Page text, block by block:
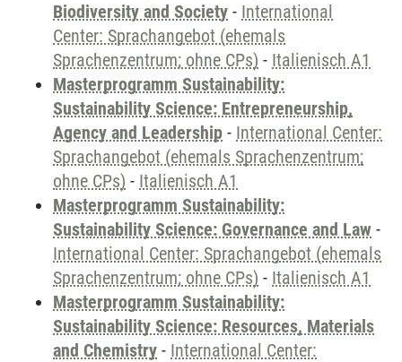
Biodiversity and Society - International
Center: Sprachangebot (ehemals
Sprachenzentrum; ohne CPs) - Italienisch A1
Masterprogramm Sustainability:
Sustainability Science: Entrepreneurship,
Agency and Leadership - International Center:
Sprachangebot (ehemals Sprachenzentrum;
ohne CPs) - Italienisch A1
Masterprogramm Sustainability:
Sustainability Science: Governance and Law -
International Center: Sprachangebot (ehemals
Sprachenzentrum; ohne CPs) - Italienisch A1
Masterprogramm Sustainability:
Sustainability Science: Resources, Materials
and Chemistry - International Center: